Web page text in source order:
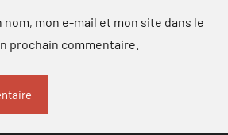
mon e-mail et mon site dans le
prochain commentaire.